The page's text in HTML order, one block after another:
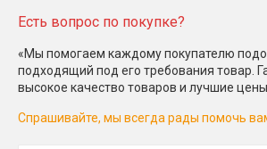
Есть вопрос по покупке?
«Мы помогаем каждому покупателю
подходящий под его требования товар.
высокое качество товаров и лучшие
Спрашивайте, мы всегда рады помочь